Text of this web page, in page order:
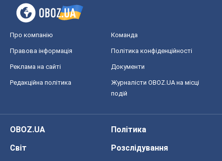
Про компанію Команда
Правова інформація Політика конфіденційності
Реклама на сайті Документи
Редакційна політика
Журналісти OBOZ.UA на місці
подій
OBOZ.UA
Політика
Світ
Розслідування